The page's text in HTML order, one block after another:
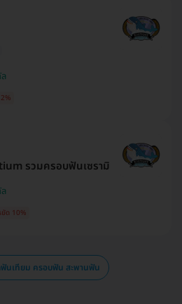
รวมครอบฟันเซรามิ
ยัด 10%
นเทียม ครอบฟัน สะพานฟัน